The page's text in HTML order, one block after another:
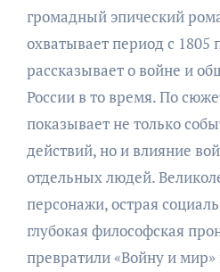
громадный эпический
охватывает период с 1805
рассказывает о войне и
России в то время. По
показывает не только
действий, но и влияние
отдельных людей.
персонажи, острая
глубокая философская
превратили «Войну и